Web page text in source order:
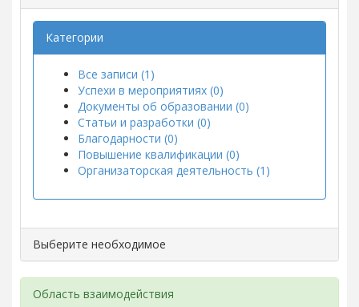
Категории
Все записи (1)
Успехи в мероприятиях (0)
Документы об образовании (0)
Статьи и разработки (0)
Благодарности (0)
Повышение квалификации (0)
Организаторская деятельность (1)
Выберите необходимое
Область взаимодействия